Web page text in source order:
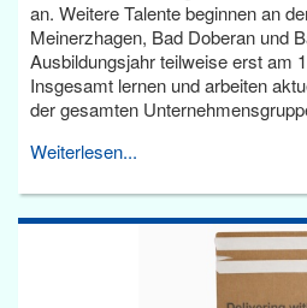
an. Weitere Talente beginnen an
Meinerzhagen, Bad Doberan und
Ausbildungsjahr teilweise erst am
Insgesamt lernen und arbeiten
der gesamten
Weiterlesen...